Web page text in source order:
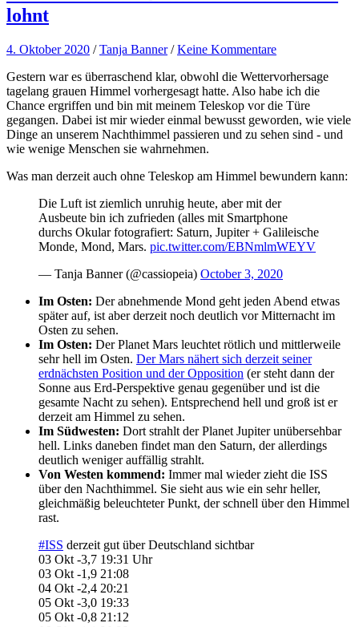
lohnt
4. Oktober 2020 /Tanja Banner /Keine Kommentare
Gestern war es überraschend klar, obwohl die Wettervorhersage
tagelang grauen Himmel vorhergesagt hatte. Also habe ich die
Chance ergriffen und bin mit meinem Teleskop vor die Türe
gegangen. Dabei ist mir wieder einmal bewusst geworden, wie viele
Dinge an unserem Nachthimmel passieren und zu sehen sind - und
wie wenige Menschen sie wahrnehmen.
Was man derzeit auch ohne Teleskop am Himmel bewundern kann:
Die Luft ist ziemlich unruhig heute, aber mit der
Ausbeute bin ich zufrieden (alles mit Smartphone
durchs Okular fotografiert: Saturn, Jupiter + Galileische
Monde, Mond, Mars. pic.twitter.com/EBNmlmWEYV
— Tanja Banner (@cassiopeia) October 3, 2020
Im Osten: Der abnehmende Mond geht jeden Abend etwas
später auf, ist aber derzeit noch deutlich vor Mitternacht im
Osten zu sehen.
Im Osten: Der Planet Mars leuchtet rötlich und mittlerweile
sehr hell im Osten. Der Mars nähert sich derzeit seiner
erdnächsten Position und der Opposition (er steht dann der
Sonne aus Erd-Perspektive genau gegenüber und ist die
gesamte Nacht zu sehen). Entsprechend hell und groß ist er
derzeit am Himmel zu sehen.
Im Südwesten: Dort strahlt der Planet Jupiter unübersehbar
hell. Links daneben findet man den Saturn, der allerdings
deutlich weniger auffällig strahlt.
Von Westen kommend: Immer mal wieder zieht die ISS
über den Nachthimmel. Sie sieht aus wie ein sehr heller,
gleichmäßig beleuchteter Punkt, der schnell über den Himmel
rast.
#ISS derzeit gut über Deutschland sichtbar
03 Okt -3,7 19:31 Uhr
03 Okt -1,9 21:08
04 Okt -2,4 20:21
05 Okt -3,0 19:33
05 Okt -0,8 21:12